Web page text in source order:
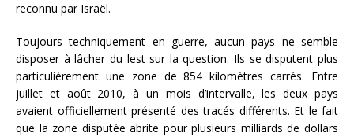
reconnu par Israël.
Toujours techniquement en guerre, aucun pays ne semble
disposer à lâcher du lest sur la question. Ils se disputent plus
particulièrement une zone de 854 kilomètres carrés. Entre
juillet et août 2010, à un mois d’intervalle, les deux pays
avaient officiellement présenté des tracés différents. Et le fait
que la zone disputée abrite pour plusieurs milliards de dollars